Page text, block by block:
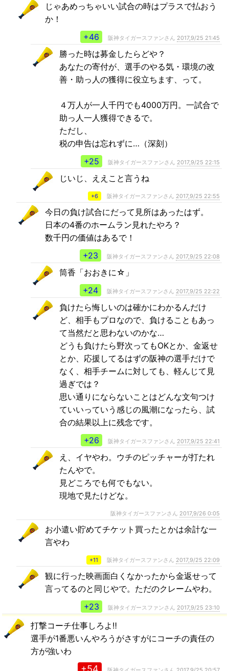
じゃあめっちゃいい試合の時はプラスで払おう
か！
+46
阪神タイガースファンさん 2017,9/25 21:45
勝った時は募金したらどや？
あなたの寄付が、選手のやる気・環境の改
善・助っ人の獲得に役立ちます、って。
４万人が一人千円でも4000万円。一試合で
助っ人一人獲得できるで。
ただし、
税の申告は忘れずに…（深刻）
+25
阪神タイガースファンさん 2017,9/25 22:15
じいじ、ええこと言うね
+6 阪神タイガースファンさん 2017,9/25 22:55
今日の負け試合にだって見所はあったはず。
日本の4番のホームラン見れたやろ？
数千円の価値はあるで！
+23
阪神タイガースファンさん 2017,9/25 22:08
筒香「おおきに☆」
+24
阪神タイガースファンさん 2017,9/25 22:22
負けたら悔しいのは確かにわかるんだけ
ど、相手もプロなので、負けることもあっ
て当然だと思わないのかな…
どうも負けたら野次ってもOKとか、金返せ
とか、応援してるはずの阪神の選手だけで
なく、相手チームに対しても、軽んじて見
過ぎでは？
思い通りにならないことはどんな文句つけ
ていいっていう感じの風潮になったら、試
合の結果以上に残念です。
+26
阪神タイガースファンさん 2017,9/25 22:41
え、イヤやわ。ウチのピッチャーが打たれ
たんやで。
見どころでも何でもない。
現地で見たけどな。
阪神タイガースファンさん 2017,9/26 0:05
お小遣い貯めてチケット買ったとかは余計な一
言やわ
+11 阪神タイガースファンさん 2017,9/25 22:09
観に行った映画面白くなかったから金返せって
言ってるのと同じやで。ただのクレームやわ。
+23
阪神タイガースファンさん 2017,9/25 23:10
打撃コーチ仕事しろよ‼︎
選手が1番悪いんやろうがさすがにコーチの責任の
方が強いわ
+54